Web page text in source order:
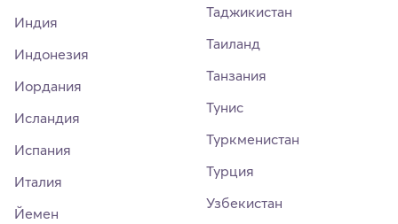
Индия
Индонезия
Иордания
Исландия
Испания
Италия
Йемен
Таджикистан
Таиланд
Танзания
Тунис
Туркменистан
Турция
Узбекистан